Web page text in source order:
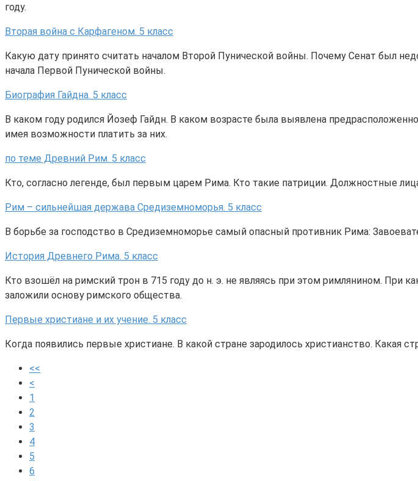
году.
Вторая война с Карфагеном. 5 класс
Какую дату принято считать началом Второй Пунической войны. Почему Сенат был
начала Первой Пунической войны.
Биография Гайдна. 5 класс
В каком году родился Йозеф Гайдн. В каком возрасте была выявлена
имея возможности платить за них.
по теме Древний Рим. 5 класс
Кто, согласно легенде, был первым царем Рима. Кто такие патриции. Должностные
Рим – сильнейшая держава Средиземноморья. 5 класс
В борьбе за господство в Средиземноморье самый опасный противник Рима:
История Древнего Рима. 5 класс
Кто взошёл на римский трон в 715 году до н. э. не являясь при этом римлянином. При
заложили основу римского общества.
Первые христиане и их учение. 5 класс
Когда появились первые христиане. В какой стране зародилось христианство. Какая
<<
<
1
2
3
4
5
6